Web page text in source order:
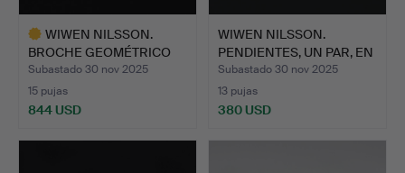
WIWEN NILSSON.
BROCHE GEOMÉTRICO
PLANO.
Subastado 30 nov 2025
15 pujas
844 USD
WIWEN NILSSON.
PENDIENTES, UN PAR, EN
FORM…
Subastado 30 nov 2025
13 pujas
380 USD